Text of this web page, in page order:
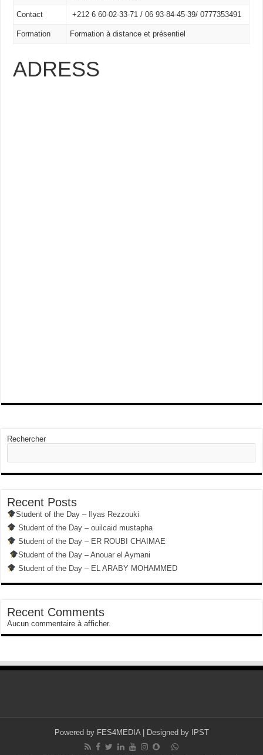
Contact +212 6 60-02-33-71 / 06 93-84-45-39/ 0777353491
Formation Formation à distance et présentiel
ADRESS
Rechercher
Recent Posts
Student of the Day – Ilyas Rezzouki
Student of the Day – ouilcaid mustapha
Student of the Day – ER ROUBI CHAIMAE
Student of the Day – Anouar el Aymani
Student of the Day – EL ARABY MOHAMMED
Recent Comments
Aucun commentaire à afficher.
Powered by FES4MEDIA| Designed by IPST